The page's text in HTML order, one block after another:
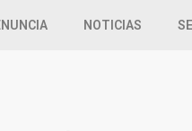
NOTICIAS